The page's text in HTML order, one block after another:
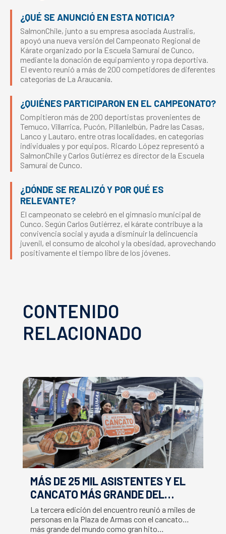
¿QUÉ SE ANUNCIÓ EN ESTA NOTICIA?
SalmonChile, junto a su empresa asociada Australis,
apoyó una nueva versión del Campeonato Regional de
Kárate organizado por la Escuela Samurai de Cunco,
mediante la donación de equipamiento y ropa deportiva.
El evento reunió a más de 200 competidores de diferentes
categorías de La Araucanía.
¿QUIÉNES PARTICIPARON EN EL CAMPEONATO?
Compitieron más de 200 deportistas provenientes de
Temuco, Villarrica, Pucón, Pillanlelbún, Padre las Casas,
Lanco y Lautaro, entre otras localidades, en categorías
individuales y por equipos. Ricardo López representó a
SalmonChile y Carlos Gutiérrez es director de la Escuela
Samurai de Cunco.
¿DÓNDE SE REALIZÓ Y POR QUÉ ES
RELEVANTE?
El campeonato se celebró en el gimnasio municipal de
Cunco. Según Carlos Gutiérrez, el kárate contribuye a la
convivencia social y ayuda a disminuir la delincuencia
juvenil, el consumo de alcohol y la obesidad, aprovechando
positivamente el tiempo libre de los jóvenes.
CONTENIDO
RELACIONADO
MÁS DE 25 MIL ASISTENTES Y EL
CANCATO MÁS GRANDE DEL
MUNDO MARCAN EXITOSO CIERRE
DE LA SEMANA DEL SALMÓN
La tercera edición del encuentro reunió a miles de
personas en la Plaza de Armas con el cancato
más grande del mundo como gran hito…